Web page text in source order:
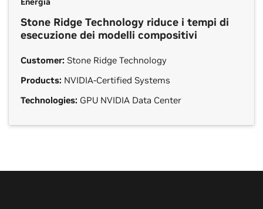
Stone Ridge Technology riduce i tempi di
esecuzione dei modelli compositivi
Customer: Stone Ridge Technology
Products: NVIDIA-Certified Systems
Technologies: GPU NVIDIA Data Center